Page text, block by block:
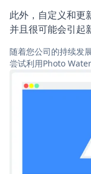
此外，自定义和
并且很可能会引起
随着您公司的持续发
尝试利用Photo